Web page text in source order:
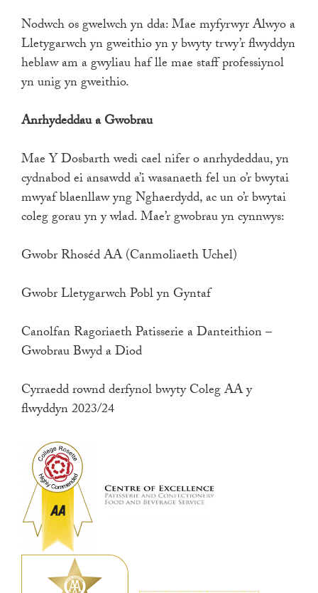
Nodwch os gwelwch yn dda: Mae myfyrwyr Alwyo a
Lletygarwch yn gweithio yn y bwyty trwy’r flwyddyn
heblaw am a gwyliau haf lle mae staff professiynol
yn unig yn gweithio.
Anrhydeddau a Gwobrau
Mae Y Dosbarth wedi cael nifer o anrhydeddau, yn
cydnabod ei ansawdd a’i wasanaeth fel un o’r bwytai
mwyaf blaenllaw yng Nghaerdydd, ac un o’r bwytai
coleg gorau yn y wlad. Mae’r gwobrau yn cynnwys:
Gwobr Rhoséd AA (Canmoliaeth Uchel)
Gwobr Lletygarwch Pobl yn Gyntaf
Canolfan Ragoriaeth Patisserie a Danteithion –
Gwobrau Bwyd a Diod
Cyrraedd rownd derfynol bwyty Coleg AA y
flwyddyn 2023/24